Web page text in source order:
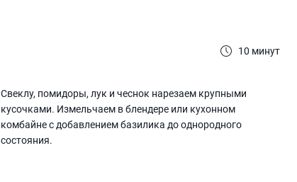
10 минут
Свеклу, помидоры, лук и чеснок нарезаем крупными
кусочками. Измельчаем в блендере или кухонном
комбайне с добавлением базилика до однородного
состояния.